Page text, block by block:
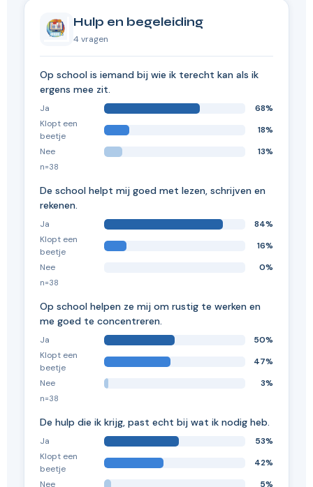
Hulp en begeleiding
4 vragen
Op school is iemand bij wie ik terecht kan als ik
ergens mee zit.
Ja
68%
Klopt een
beetje
18%
Nee
13%
n=38
De school helpt mij goed met lezen, schrijven en
rekenen.
Ja
84%
Klopt een
beetje
16%
Nee
0%
n=38
Op school helpen ze mij om rustig te werken en
me goed te concentreren.
Ja
50%
Klopt een
beetje
47%
Nee
3%
n=38
De hulp die ik krijg, past echt bij wat ik nodig heb.
Ja
53%
Klopt een
beetje
42%
Nee
5%